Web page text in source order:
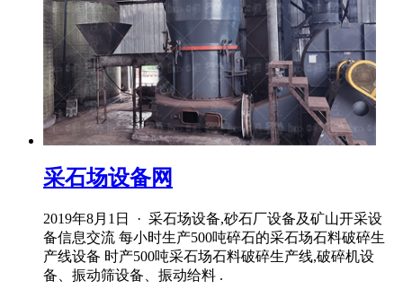
采石场设备网
2019年8月1日 · 采石场设备,砂石厂设备及矿山开采设
备信息交流 每小时生产500吨碎石的采石场石料破碎生
产线设备 时产500吨采石场石料破碎生产线,破碎机设
备、振动筛设备、振动给料 .